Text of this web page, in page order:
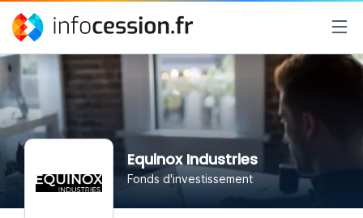
Equinox Industries
Fonds d'investissement